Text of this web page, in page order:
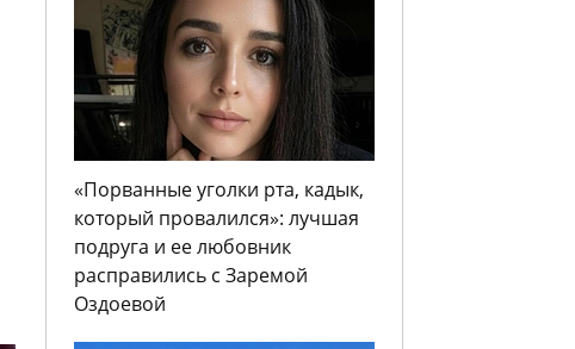
«Порванные уголки рта, кадык,
который провалился»: лучшая
подруга и ее любовник
расправились с Заремой
Оздоевой